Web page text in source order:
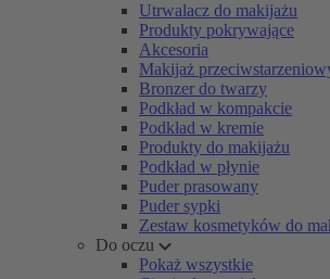
Utrwalacz do makijażu
Produkty pokrywające
Akcesoria
Makijaż
Bronzer do twarzy
Podkład w kompakcie
Podkład w kremie
Produkty do makijażu
Podkład w płynie
Puder prasowany
Puder sypki
Zestaw kosmetyków do
Do oczu
Pokaż wszystkie